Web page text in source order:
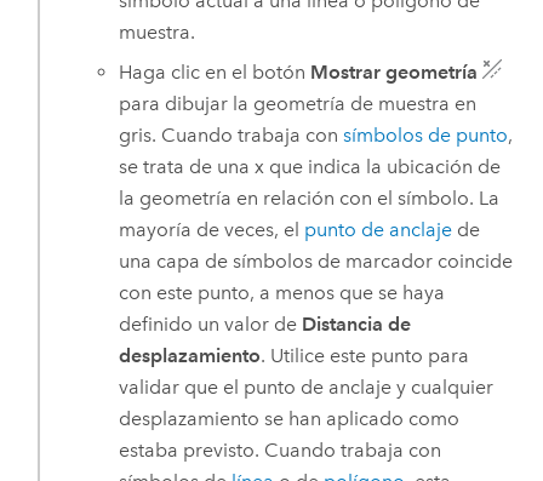
muestra.
Haga clic en el botón Mostrar geometría
para dibujar la geometría de muestra en
gris. Cuando trabaja consímbolos de punto,
se trata de una x que indica la ubicación de
la geometría en relación con el símbolo. La
mayoría de veces, el punto de anclaje de
una capa de símbolos de marcador coincide
con este punto, a menos que se haya
definido un valor de Distancia de
desplazamiento. Utilice este punto para
validar que el punto de anclaje y cualquier
desplazamiento se han aplicado como
estaba previsto. Cuando trabaja con